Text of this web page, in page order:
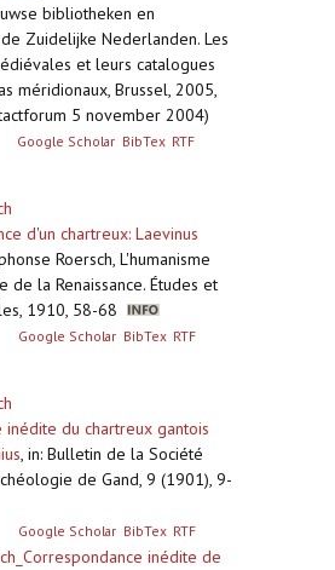
bibliotheken en
Zuidelijke Nederlanden. Les
et leurs catalogues
méridionaux, Brussel, 2005,
5 november 2004)
Google Scholar BibTex RTF
d'un chartreux: Laevinus
Roersch, L'humanisme
la Renaissance. Études et
1910, 58-68
Google Scholar BibTex RTF
inédite du chartreux gantois
, in: Bulletin de la Société
de Gand, 9 (1901), 9-
Google Scholar BibTex RTF
inédite de